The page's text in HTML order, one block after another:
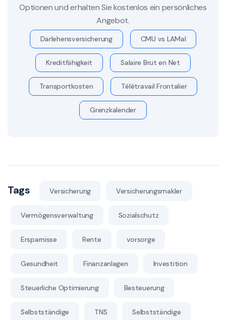
Optionen und erhalten Sie kostenlos ein persönliches
Angebot.
Darlehensversicherung CMU vs LAMal
Kreditfähigkeit Salaire Brut en Net
Transportkosten Télétravail Frontalier
Grenzkalender
Tags Versicherung Versicherungsmakler
Vermögensverwaltung Sozialschutz
Ersparnisse Rente vorsorge
Gesundheit Finanzanlagen Investition
Steuerliche Optimierung Besteuerung
Selbstständige TNS Selbstständige